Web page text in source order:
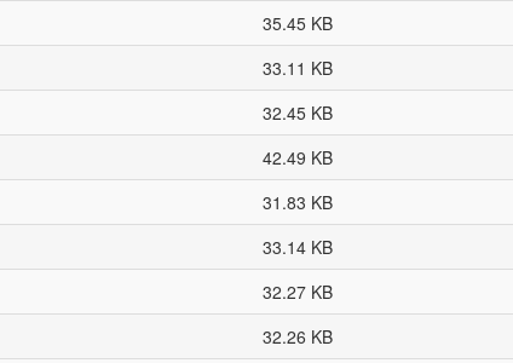
35.45 KB
33.11 KB
32.45 KB
42.49 KB
31.83 KB
33.14 KB
32.27 KB
32.26 KB